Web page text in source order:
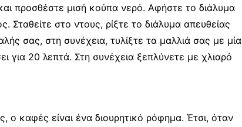
προσθέστε μισή κούπα νερό. Αφήστε το διάλυμα
Σταθείτε στο ντους, ρίξτε το διάλυμα απευθείας
σας, στη συνέχεια, τυλίξτε τα μαλλιά σας με μία
για 20 λεπτά. Στη συνέχεια ξεπλύνετε με χλιαρό
ο καφές είναι ένα διουρητικό ρόφημα. Έτσι, όταν